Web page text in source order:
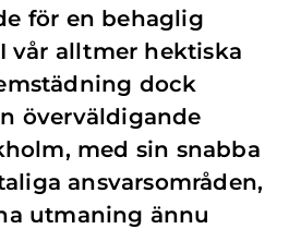
för en behaglig
vår alltmer hektiska
dock
överväldigande
med sin snabba
ansvarsområden,
utmaning ännu